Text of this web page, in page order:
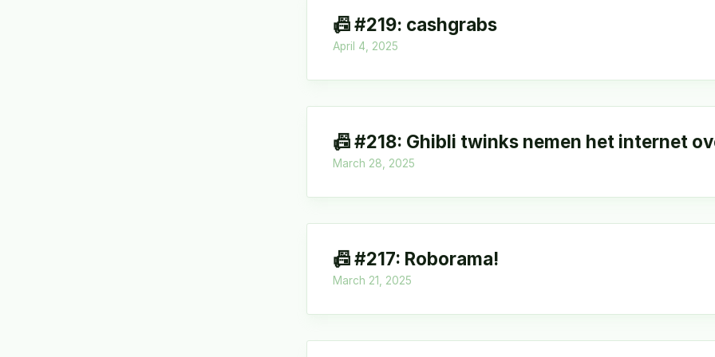
📠 #219: cashgrabs
April 4, 2025
📠 #218: Ghibli twinks nemen het internet
March 28, 2025
📠 #217: Roborama!
March 21, 2025